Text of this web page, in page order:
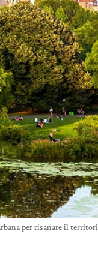
per risanare il